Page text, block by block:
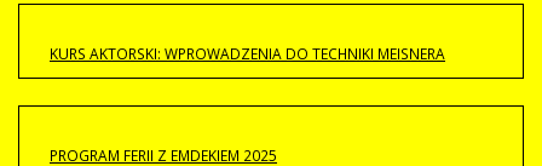
KURS AKTORSKI: WPROWADZENIA DO TECHNIKI MEISNERA
PROGRAM FERII Z EMDEKIEM 2025